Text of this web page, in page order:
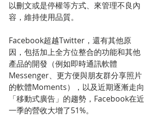
以刪文或是停權等方式、來管理不良內
容，維持使用品質。
Facebook超越Twitter，還有其他原
因，包括加上全方位整合的功能和其他
產品的開發（例如即時通訊軟體
Messenger、更方便與朋友群分享照片
的軟體Moments），以及近期逐漸走向
「移動式廣告」的趨勢，Facebook在近
一季的營收大增了51%。